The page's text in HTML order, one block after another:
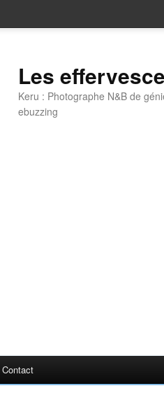
Les
Keru : Photographe N&B de
ebuzzing
Contact